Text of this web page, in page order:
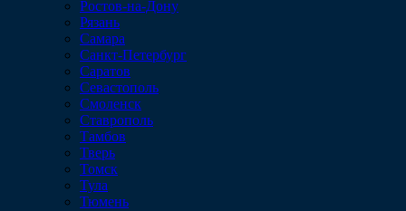
Ростов-на-Дону
Рязань
Самара
Санкт-Петербург
Саратов
Севастополь
Смоленск
Ставрополь
Тамбов
Тверь
Томск
Тула
Тюмень